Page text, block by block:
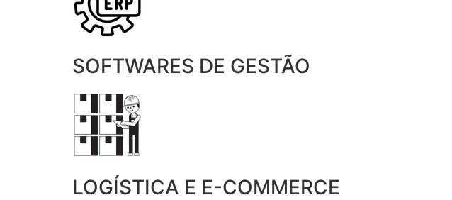
SOFTWARES DE GESTÃO
LOGÍSTICA E E-COMMERCE